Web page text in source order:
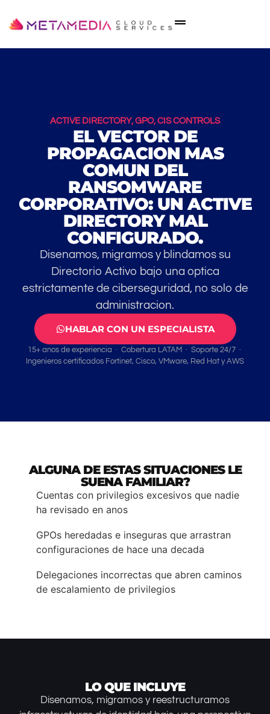
ACTIVE DIRECTORY, GPO, CIS CONTROLS
EL VECTOR DE
PROPAGACION MAS
COMUN DEL
RANSOMWARE
CORPORATIVO: UN ACTIVE
DIRECTORY MAL
CONFIGURADO.
Disenamos, migramos y blindamos su
Directorio Activo bajo una optica
estrictamente de ciberseguridad, no solo de
administracion.
HABLAR CON UN ESPECIALISTA
15+ anos de experiencia · Cobertura LATAM · Soporte 24/7 ·
Ingenieros certificados Fortinet, Cisco, VMware, Red Hat y AWS
ALGUNA DE ESTAS SITUACIONES LE
SUENA FAMILIAR?
Cuentas con privilegios excesivos que nadie
ha revisado en anos
GPOs heredadas e inseguras que arrastran
configuraciones de hace una decada
Delegaciones incorrectas que abren caminos
de escalamiento de privilegios
LO QUE INCLUYE
Disenamos, migramos y reestructuramos